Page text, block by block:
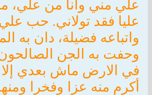
علي مني وأنا من علي،
عليا فقد تولاني. حب
واتباعه فضيلة، دان به
وحفت به الجن
في الارض ماش بعدي
أكرم منه عزا وفخرا